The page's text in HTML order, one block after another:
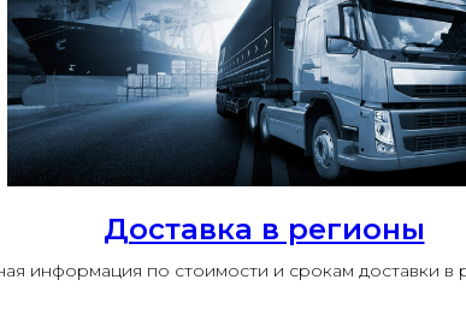
Доставка в регионы
информация по стоимости и срокам доставки в